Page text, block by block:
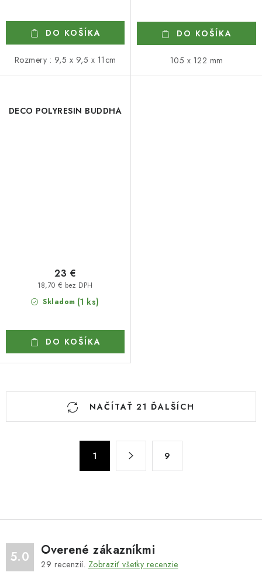
DO KOŠÍKA
Rozmery : 9,5 x 9,5 x 11cm
DO KOŠÍKA
105 x 122 mm
DECO POLYRESIN BUDDHA
Skladom (1 ks)
18,70 € bez DPH
23 €
DO KOŠÍKA
O
e
v
NAČÍTAŤ 21 ĎALŠÍCH
k
v
a
n
1 9
5.0 Overené zákazníkmi
29 recenzií. Zobraziť všetky recenzie